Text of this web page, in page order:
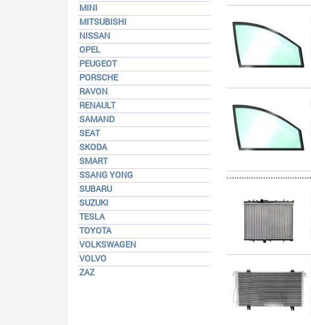
MINI
MITSUBISHI
NISSAN
OPEL
PEUGEOT
PORSCHE
RAVON
RENAULT
SAMAND
SEAT
SKODA
SMART
SSANG YONG
SUBARU
SUZUKI
TESLA
TOYOTA
VOLKSWAGEN
VOLVO
ZAZ